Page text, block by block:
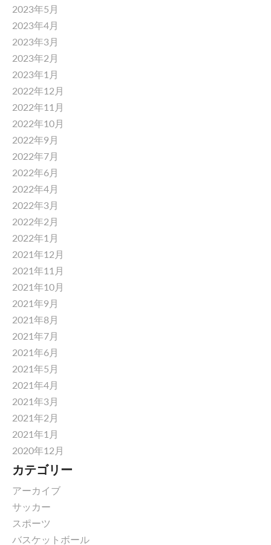
2023年5月
2023年4月
2023年3月
2023年2月
2023年1月
2022年12月
2022年11月
2022年10月
2022年9月
2022年7月
2022年6月
2022年4月
2022年3月
2022年2月
2022年1月
2021年12月
2021年11月
2021年10月
2021年9月
2021年8月
2021年7月
2021年6月
2021年5月
2021年4月
2021年3月
2021年2月
2021年1月
2020年12月
カテゴリー
アーカイブ
サッカー
スポーツ
バスケットボール